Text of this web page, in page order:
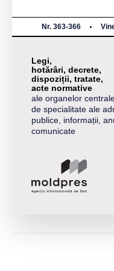
Nr. 363-366
Legi,
hotărâri, decrete,
dispoziții, tratate,
acte normative
ale organelor
de specialitate ale
publice, informații,
comunicate